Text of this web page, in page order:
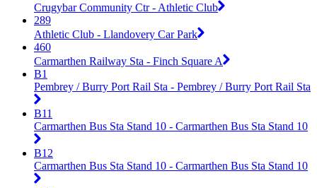
Crugybar Community Ctr - Athletic Club
289
Athletic Club - Llandovery Car Park
460
Carmarthen Railway Sta - Finch Square A
B1
Pembrey / Burry Port Rail Sta - Pembrey / Burry Port Rail Sta
B11
Carmarthen Bus Sta Stand 10 - Carmarthen Bus Sta Stand 10
B12
Carmarthen Bus Sta Stand 10 - Carmarthen Bus Sta Stand 10